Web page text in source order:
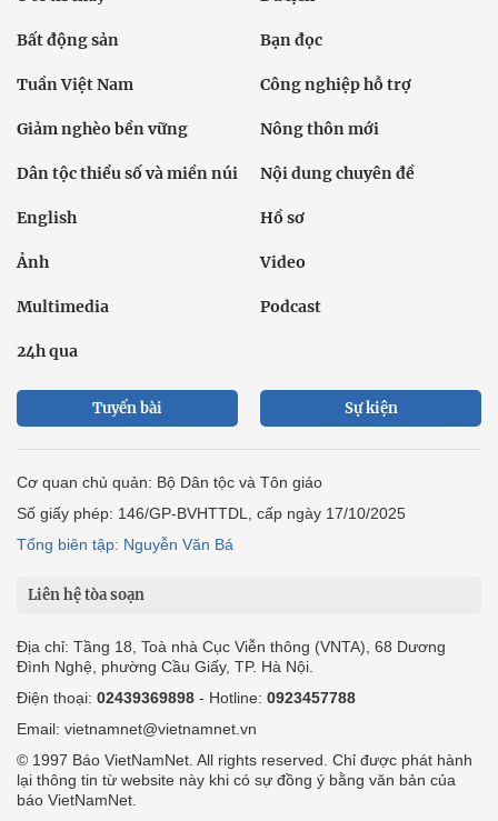
Bất động sản Bạn đọc
Tuần Việt Nam Công nghiệp hỗ trợ
Giảm nghèo bền vững Nông thôn mới
Dân tộc thiểu số và miền núi Nội dung chuyên đề
English Hồ sơ
Ảnh Video
Multimedia Podcast
24h qua
Tuyến bài Sự kiện
Cơ quan chủ quản: Bộ Dân tộc và Tôn giáo
Số giấy phép: 146/GP-BVHTTDL, cấp ngày 17/10/2025
Tổng biên tập: Nguyễn Văn Bá
Liên hệ tòa soạn
Địa chỉ: Tầng 18, Toà nhà Cục Viễn thông (VNTA), 68 Dương
Đình Nghệ, phường Cầu Giấy, TP. Hà Nội.
Điện thoại: 02439369898 - Hotline: 0923457788
Email: vietnamnet@vietnamnet.vn
© 1997 Báo VietNamNet. All rights reserved. Chỉ được phát hành
lại thông tin từ website này khi có sự đồng ý bằng văn bản của
báo VietNamNet.